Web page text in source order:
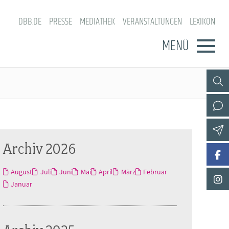
DBB.DE PRESSE MEDIATHEK VERANSTALTUNGEN LEXIKON
MENÜ
Archiv 2026
August Juli Juni Mai April März
Februar
Januar